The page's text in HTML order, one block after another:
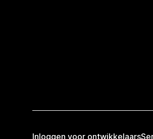
Inloggen voor ontwikkelaars